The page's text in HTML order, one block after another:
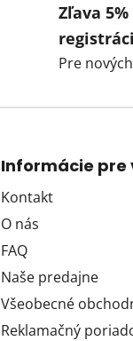
Zľava
Pre
Informácie pre
Kontakt
O nás
FAQ
Naše predajne
Všeobecné
Reklamačný